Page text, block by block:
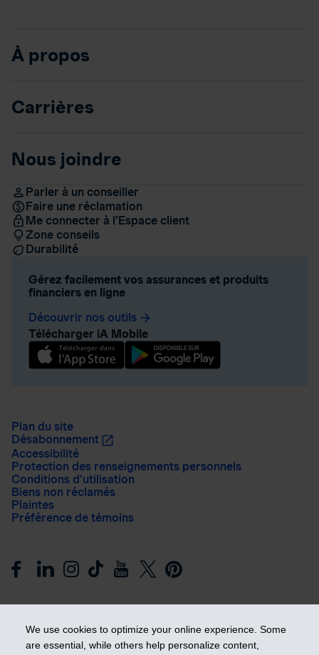
We use cookies to optimize your online experience. Some
are essential, while others help personalize content,
À propos
Carrières
Nous joindre
Parler à un conseiller
Faire une réclamation
Me connecter à l’Espace client
Zone conseils
Durabilité
Gérez facilement vos assurances et produits
financiers en ligne
Découvrir nos outils arrow_forward
Télécharger iA Mobile
Plan du site
Désabonnement
Accessibilité
Protection des renseignements personnels
Conditions d’utilisation
Biens non réclamés
Plaintes
Préférence de témoins